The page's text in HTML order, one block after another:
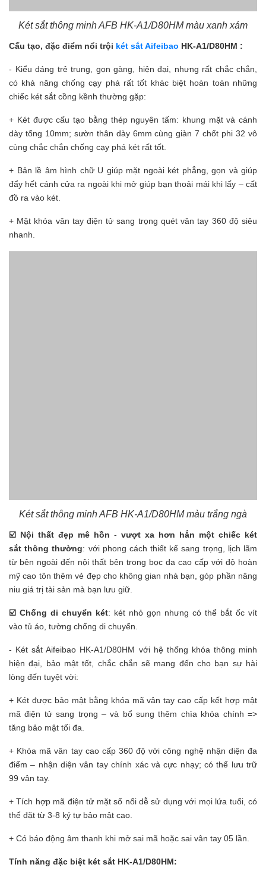
Két sắt thông minh AFB HK-A1/D80HM màu xanh xám
Cấu tạo, đặc điểm nổi trội két sắt Aifeibao HK-A1/D80HM :
- Kiểu dáng trẻ trung, gọn gàng, hiện đại, nhưng rất chắc chắn,
có khả năng chống cạy phá rất tốt khác biệt hoàn toàn những
chiếc két sắt cồng kềnh thường gặp:
+ Két được cấu tạo bằng thép nguyên tấm: khung mặt và cánh
dày tổng 10mm; sườn thân dày 6mm cùng giàn 7 chốt phi 32 vô
cùng chắc chắn chống cạy phá két rất tốt.
+ Bản lề âm hình chữ U giúp mặt ngoài két phẳng, gọn và giúp
đẩy hết cánh cửa ra ngoài khi mở giúp bạn thoải mái khi lấy – cất
đồ ra vào két.
+ Mặt khóa vân tay điện tử sang trọng quét vân tay 360 độ siêu
nhanh.
Két sắt thông minh AFB HK-A1/D80HM màu trắng ngà
☑️ Nội thất đẹp mê hồn - vượt xa hơn hẳn một chiếc két
sắt thông thường: với phong cách thiết kế sang trọng, lịch lãm
từ bên ngoài đến nội thất bên trong bọc da cao cấp với độ hoàn
mỹ cao tôn thêm vẻ đẹp cho không gian nhà bạn, góp phần nâng
niu giá trị tài sản mà bạn lưu giữ.
☑️ Chống di chuyển két: két nhỏ gọn nhưng có thể bắt ốc vít
vào tủ áo, tường chống di chuyển.
- Két sắt Aifeibao HK-A1/D80HM với hệ thống khóa thông minh
hiện đại, bảo mật tốt, chắc chắn sẽ mang đến cho bạn sự hài
lòng đến tuyệt vời:
+ Két được bảo mật bằng khóa mã vân tay cao cấp kết hợp mật
mã điện tử sang trọng – và bổ sung thêm chìa khóa chính =>
tăng bảo mật tối đa.
+ Khóa mã vân tay cao cấp 360 độ với công nghệ nhận diện đa
điểm – nhận diện vân tay chính xác và cực nhạy; có thể lưu trữ
99 vân tay.
+ Tích hợp mã điện tử mặt số nổi dễ sử dụng với mọi lứa tuổi, có
thể đặt từ 3-8 ký tự bảo mật cao.
+ Có báo động âm thanh khi mở sai mã hoặc sai vân tay 05 lần.
Tính năng đặc biệt két sắt HK-A1/D80HM: